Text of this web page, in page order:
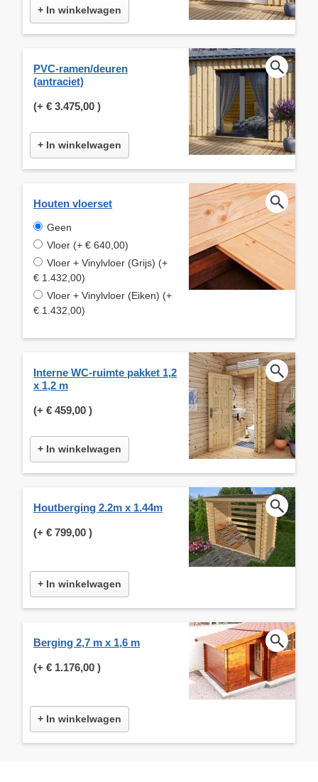
+ In winkelwagen
PVC-ramen/deuren
(antraciet)
(+ € 3.475,00 )
+ In winkelwagen
Houten vloerset
Geen
Vloer (+ € 640,00)
Vloer + Vinylvloer (Grijs) (+
€ 1.432,00)
Vloer + Vinylvloer (Eiken) (+
€ 1.432,00)
Interne WC-ruimte pakket 1,2
x 1,2 m
(+ € 459,00 )
+ In winkelwagen
Houtberging 2.2m x 1.44m
(+ € 799,00 )
+ In winkelwagen
Berging 2,7 m x 1,6 m
(+ € 1.176,00 )
+ In winkelwagen